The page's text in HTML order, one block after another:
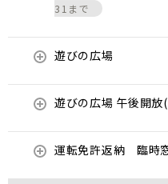
31まで
遊びの広場
遊びの広場 午後開放
運転免許返納 臨時